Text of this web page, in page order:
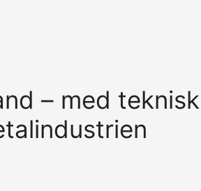
– med